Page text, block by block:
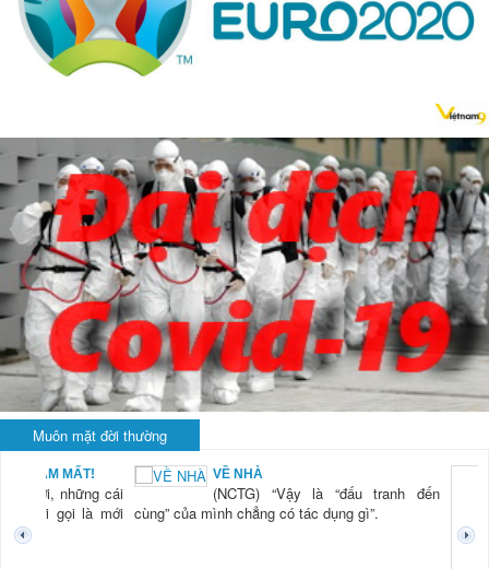
Muôn mặt đời thường
NAM MẤT!
“Xời, những cái
mới gọi là mới
VỀ NHÀ
(NCTG) “Vậy là “đấu tranh đến
cùng” của mình chẳng có tác dụng gì”.